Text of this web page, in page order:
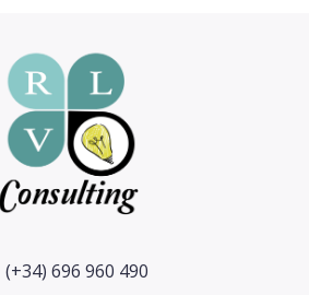
(+34) 696 960 490